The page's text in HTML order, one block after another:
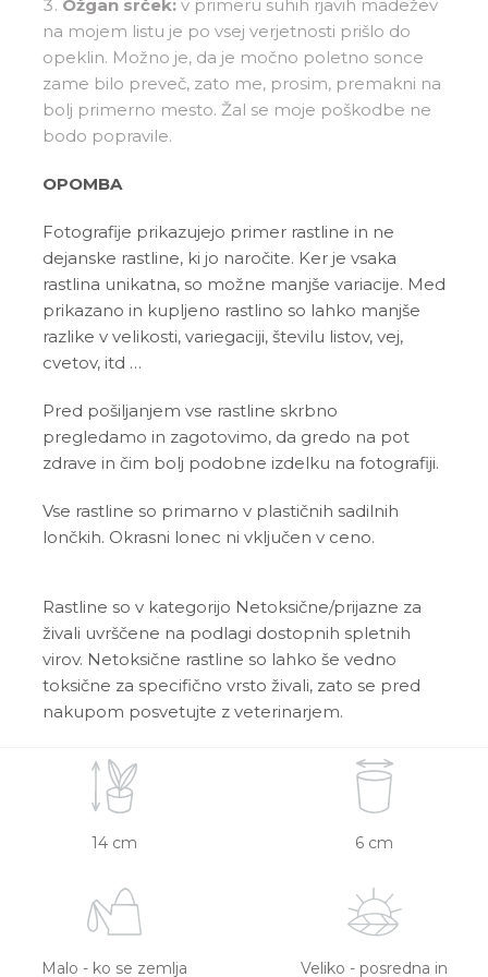
Ožgan srček:v primeru suhih rjavih madežev
na mojem listu je po vsej verjetnosti prišlo do
opeklin. Možno je, da je močno poletno sonce
zame bilo preveč, zato me, prosim, premakni na
bolj primerno mesto. Žal se moje poškodbe ne
bodo popravile.
OPOMBA
Fotografije prikazujejo primer rastline in ne
dejanske rastline, ki jo naročite. Ker je vsaka
rastlina unikatna, so možne manjše variacije. Med
prikazano in kupljeno rastlino so lahko manjše
razlike v velikosti, variegaciji, številu listov, vej,
cvetov, itd …
Pred pošiljanjem vse rastline skrbno
pregledamo in zagotovimo, da gredo na pot
zdrave in čim bolj podobne izdelku na fotografiji.
Vse rastline so primarno v plastičnih sadilnih
lončkih. Okrasni lonec ni vključen v ceno.
Rastline so v kategorijo Netoksične/prijazne za
živali uvrščene na podlagi dostopnih spletnih
virov. Netoksične rastline so lahko še vedno
toksične za specifično vrsto živali, zato se pred
nakupom posvetujte z veterinarjem.
14 cm 6 cm
Malo - ko se zemlja
Veliko - posredna in